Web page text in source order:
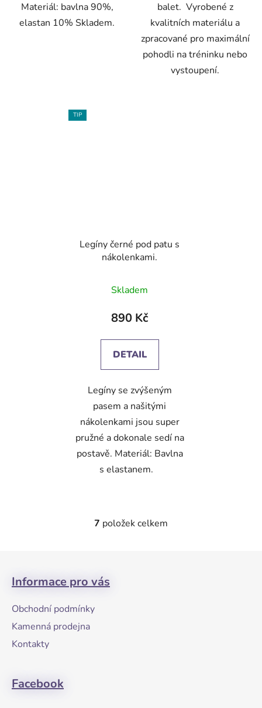
Materiál: bavlna 90%,
elastan 10% Skladem.
balet. Vyrobené z
kvalitních materiálu a
zpracované pro maximální
pohodli na tréninku nebo
vystoupení.
TIP
Legíny černé pod patu s
nákolenkami.
hodnocení
produktu
4,5
z
hvězdiček.
Skladem
890 Kč
DETAIL
Legíny se zvýšeným
pasem a našitými
nákolenkami jsou super
pružné a dokonale sedí na
postavě. Materiál: Bavlna
s elastanem.
O
7 položek celkem
Informace pro vás
Obchodní podmínky
Kamenná prodejna
Kontakty
Facebook